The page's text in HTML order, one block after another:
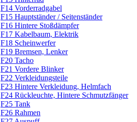
F14 Vorderradgabel
F15 Hauptständer / Seitenständer
F16 Hintere Stoßdämpfer
F17 Kabelbaum, Elektrik
F18 Scheinwerfer
F19 Bremsen, Lenker
F20 Tacho
F21 Vordere Blinker
F22 Verkleidungsteile
F23 Hintere Verkleidung, Helmfach
F24 Rückleuchte, Hintere Schmutzfänger
F25 Tank
F26 Rahmen